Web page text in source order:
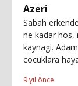
Azeri
Sabah
ne kadar hos,
kaynagi.
cocuklara
9 yıl önce